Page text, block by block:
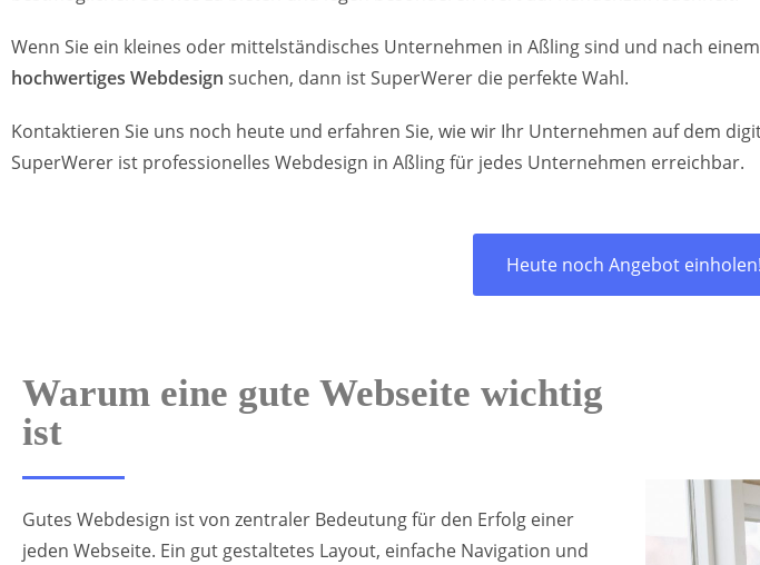
Wenn Sie ein kleines oder mittelständisches Unternehmen in Aßling sind und nach
hochwertiges Webdesign suchen, dann ist SuperWerer die perfekte Wahl.
Kontaktieren Sie uns noch heute und erfahren Sie, wie wir Ihr Unternehmen auf dem
SuperWerer ist professionelles Webdesign in Aßling für jedes Unternehmen erreichbar.
Heute noch Angebot einholen!
Warum eine gute Webseite wichtig
ist
Gutes Webdesign ist von zentraler Bedeutung für den Erfolg einer
jeden Webseite. Ein gut gestaltetes Layout, einfache Navigation und